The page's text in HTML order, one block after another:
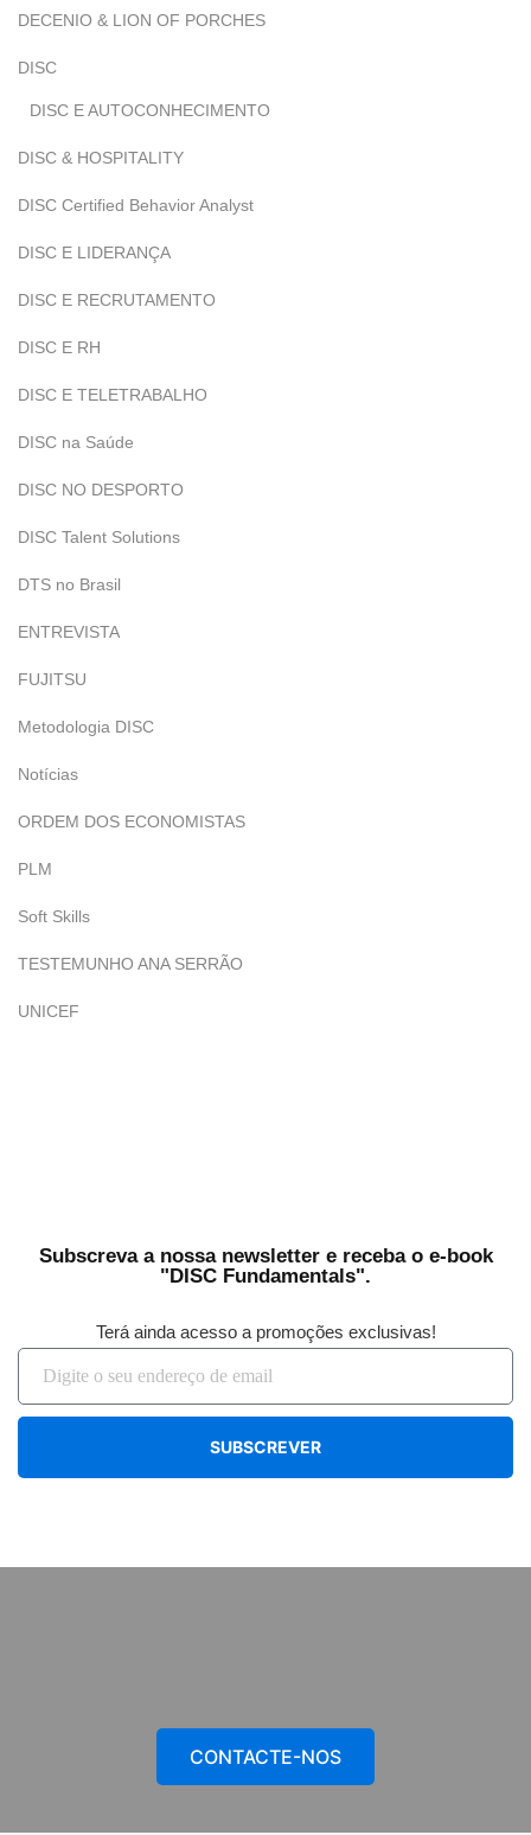
DECENIO & LION OF PORCHES
DISC
DISC E AUTOCONHECIMENTO
DISC & HOSPITALITY
DISC Certified Behavior Analyst
DISC E LIDERANÇA
DISC E RECRUTAMENTO
DISC E RH
DISC E TELETRABALHO
DISC na Saúde
DISC NO DESPORTO
DISC Talent Solutions
DTS no Brasil
ENTREVISTA
FUJITSU
Metodologia DISC
Notícias
ORDEM DOS ECONOMISTAS
PLM
Soft Skills
TESTEMUNHO ANA SERRÃO
UNICEF
Subscreva a nossa newsletter e receba o e-book
"DISC Fundamentals".
Terá ainda acesso a promoções exclusivas!
SUBSCREVER
CONTACTE-NOS